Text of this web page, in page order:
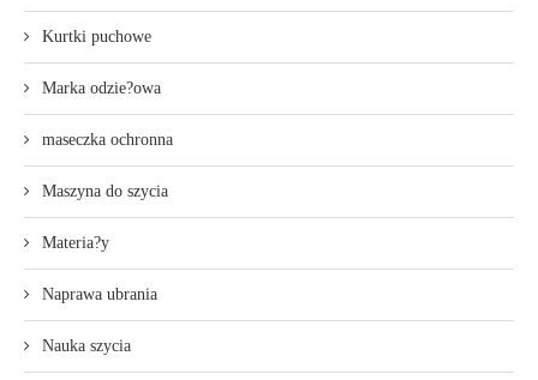
Kurtki puchowe
Marka odzie?owa
maseczka ochronna
Maszyna do szycia
Materia?y
Naprawa ubrania
Nauka szycia